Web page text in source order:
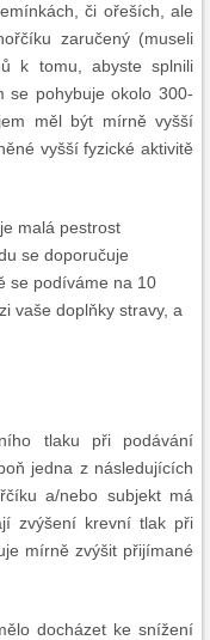
či ořeších, ale
zaručený (museli
k tomu, abyste splnili
se pohybuje okolo 300-
měl být mírně vyšší
vyšší fyzické aktivitě
malá pestrost
se doporučuje
se podíváme na 10
vaše doplňky stravy, a
tlaku při podávání
jedna z následujících
a/nebo subjekt má
zvýšení krevní tlak při
mírně zvýšit přijímané
docházet ke snížení